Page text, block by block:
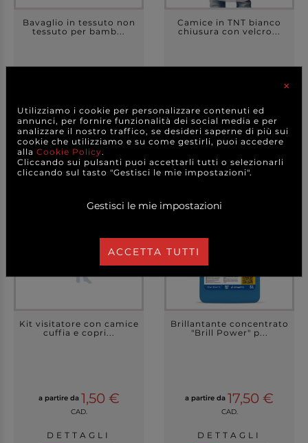
Bavaglio in tessuto non
tessuto per bamb...
A CONFEZIONE
DETTAGLI
Camice in TNT bianco
chiusura con velcro...
CAD.
DETTAGLI
Kit visitatore con camice
cuffia e copri...
a partire da 1,50 €
CAD.
DETTAGLI
Brillantante concentrato
"Brill Power" p...
a partire da 17,50 €
CAD.
DETTAGLI
×
Utilizziamo i cookie per personalizzare contenuti ed
annunci, per fornire funzionalità dei social media e per
analizzare il nostro traffico, se desideri saperne di più sui
cookie che utilizziamo e su come gestirli, puoi accedere
alla Cookie Policy.
Cliccando sui pulsanti puoi accettarli tutti o selezionarli
cliccando sul tasto "Gestisci le mie impostazioni".
Gestisci le mie impostazioni
ACCETTA TUTTI